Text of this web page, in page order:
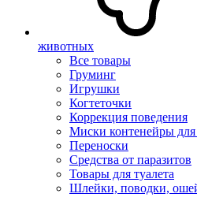
животных
Все товары
Груминг
Игрушки
Когтеточки
Коррекция поведения
Миски контенейры для
Переноски
Средства от паразитов
Товары для туалета
Шлейки, поводки,